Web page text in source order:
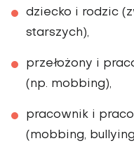
dziecko i rodzic
starszych),
przełożony i
(np. mobbing),
pracownik i
(mobbing,